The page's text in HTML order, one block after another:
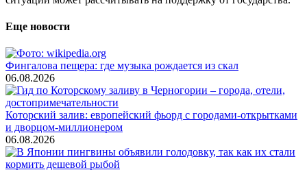
Еще новости
Фингалова пещера: где музыка рождается из скал
06.08.2026
Которский залив: европейский фьорд с городами-открытками
и дворцом-миллионером
06.08.2026